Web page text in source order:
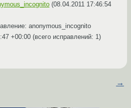
(08.04.2011 17:46:54
anonymous_incognito
+00:00 (всего исправлений: 1)
→